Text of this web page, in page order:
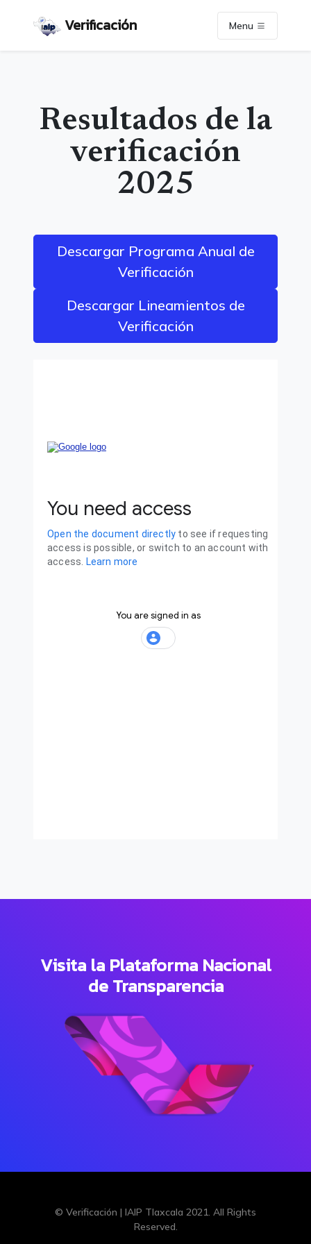
Verificación Menu
Resultados de la
verificación
2025
Descargar Programa Anual de
Verificación
Descargar Lineamientos de
Verificación
Visita la Plataforma Nacional
de Transparencia
© Verificación | IAIP Tlaxcala 2021. All Rights
Reserved.